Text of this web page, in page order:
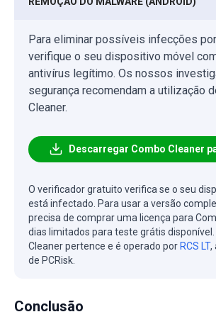
Para eliminar possíveis infecções
verifique o seu dispositivo móvel
antivírus legítimo. Os nossos
segurança recomendam a utilização
Cleaner.
Descarregar Combo Cleaner
O verificador gratuito verifica se o seu
está infectado. Para usar a versão
precisa de comprar uma licença para
dias limitados para teste grátis disponível.
Cleaner pertence e é operado porRCS LT,
de PCRisk.
Conclusão